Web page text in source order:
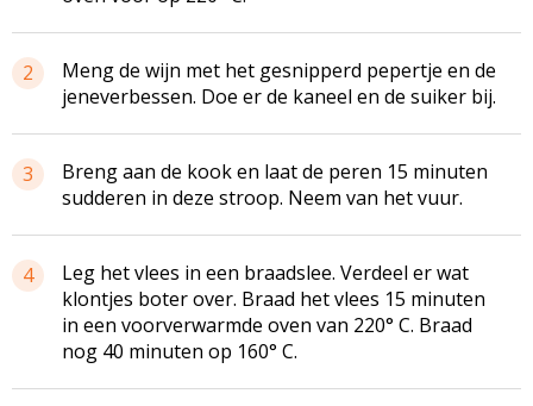
2
Meng de wijn met het gesnipperd pepertje en de
jeneverbessen. Doe er de kaneel en de suiker bij.
3
Breng aan de kook en laat de peren 15 minuten
sudderen in deze stroop. Neem van het vuur.
4
Leg het vlees in een braadslee. Verdeel er wat
klontjes boter over. Braad het vlees 15 minuten
in een voorverwarmde oven van 220° C. Braad
nog 40 minuten op 160° C.